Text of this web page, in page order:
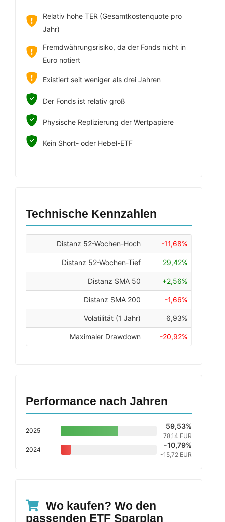
Relativ hohe TER (Gesamtkostenquote pro
Jahr)
Fremdwährungsrisiko, da der Fonds nicht in
Euro notiert
Existiert seit weniger als drei Jahren
Der Fonds ist relativ groß
Physische Replizierung der Wertpapiere
Kein Short- oder Hebel-ETF
Technische Kennzahlen
Distanz 52-Wochen-Hoch -11,68%
Distanz 52-Wochen-Tief 29,42%
Distanz SMA 50 +2,56%
Distanz SMA 200 -1,66%
Volatilität (1 Jahr) 6,93%
Maximaler Drawdown -20,92%
Performance nach Jahren
2025
59,53%
78,14 EUR
2024
-10,79%
-15,72 EUR
Wo kaufen? Wo den
passenden ETF Sparplan